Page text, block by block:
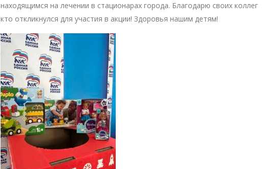
находящимся на лечении в стационарах города. Благодарю своих коллег
кто откликнулся для участия в акции! Здоровья нашим детям!